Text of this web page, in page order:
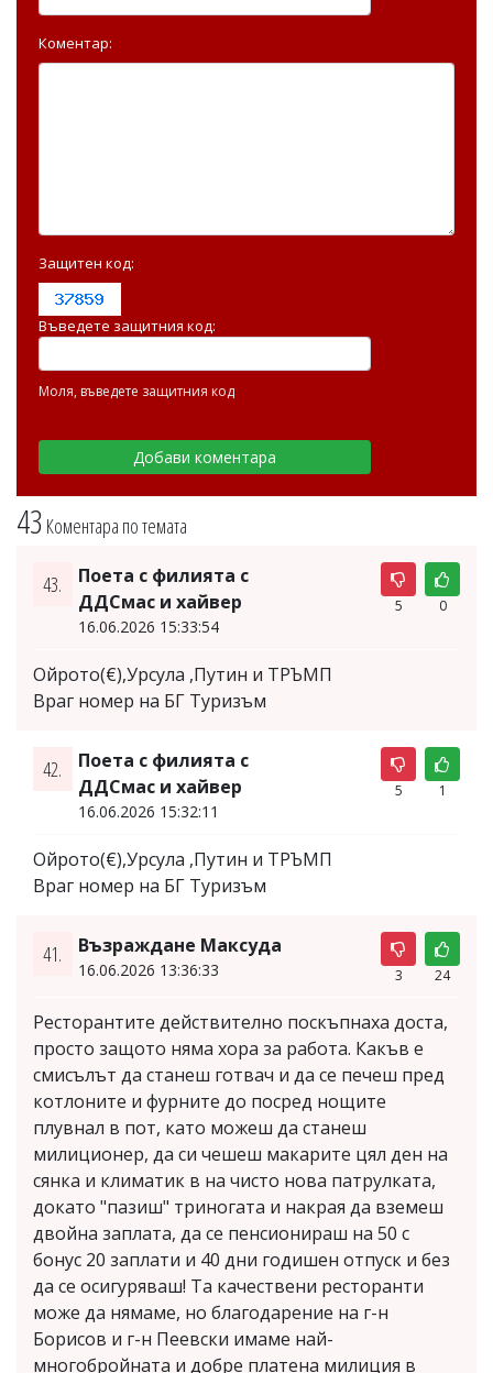
43 Коментара по темата
43.
Поета с филията с
ДДСмас и хайвер
16.06.2026 15:33:54
5 0
Ойрото(€),Урсула ,Путин и ТРЪМП
Враг номер на БГ Туризъм
42.
Поета с филията с
ДДСмас и хайвер
16.06.2026 15:32:11
5 1
Ойрото(€),Урсула ,Путин и ТРЪМП
Враг номер на БГ Туризъм
41. Възраждане Максуда
16.06.2026 13:36:33 3 24
Ресторантите действително поскъпнаха доста,
просто защото няма хора за работа. Какъв е
смисълът да станеш готвач и да се печеш пред
котлоните и фурните до посред нощите
плувнал в пот, като можеш да станеш
милиционер, да си чешеш макарите цял ден на
сянка и климатик в на чисто нова патрулката,
докато "пазиш" триногата и накрая да вземеш
двойна заплата, да се пенсионираш на 50 с
бонус 20 заплати и 40 дни годишен отпуск и без
да се осигуряваш! Та качествени ресторанти
може да нямаме, но благодарение на г-н
Борисов и г-н Пеевски имаме най-
многобройната и добре платена милиция в
Коментар:
Защитен код:
Въведете защитния код:
Моля, въведете защитния код